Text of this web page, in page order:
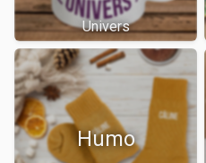
Univers
Humo